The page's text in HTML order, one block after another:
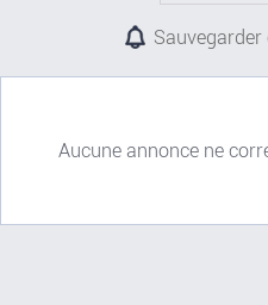
Aucune annonce ne